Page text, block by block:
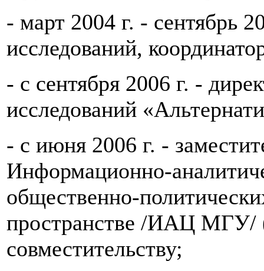
- март 2004 г. - сентябрь
исследований,
- с сентября 2006 г. -
исследований
- с июня 2006 г. -
Информационно-
общественно-
пространстве /ИАЦ МГУ/
совместительству;